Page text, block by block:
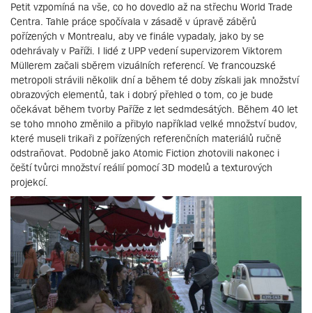
Petit vzpomíná na vše, co ho dovedlo až na střechu World Trade
Centra. Tahle práce spočívala v zásadě v úpravě záběrů
pořízených v Montrealu, aby ve finále vypadaly, jako by se
odehrávaly v Paříži. I lidé z UPP vedení supervizorem Viktorem
Müllerem začali sběrem vizuálních referencí. Ve francouzské
metropoli strávili několik dní a během té doby získali jak množství
obrazových elementů, tak i dobrý přehled o tom, co je bude
očekávat během tvorby Paříže z let sedmdesátých. Během 40 let
se toho mnoho změnilo a přibylo například velké množství budov,
které museli trikaři z pořízených referenčních materiálů ručně
odstraňovat. Podobně jako Atomic Fiction zhotovili nakonec i
čeští tvůrci množství reálií pomocí 3D modelů a texturových
projekcí.